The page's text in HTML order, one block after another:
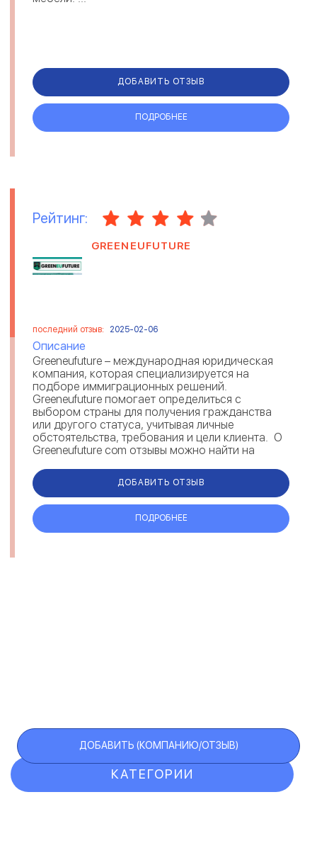
ДОБАВИТЬ ОТЗЫВ
ПОДРОБНЕЕ
Рейтинг:
GREENEUFUTURE
последний отзыв: 2025-02-06
Описание
Greeneufuture – международная юридическая
компания, которая специализируется на
подборе иммиграционных решений.
Greeneufuture помогает определиться с
выбором страны для получения гражданства
или другого статуса, учитывая личные
обстоятельства, требования и цели клиента. О
Greeneufuture com отзывы можно найти на
ДОБАВИТЬ ОТЗЫВ
ПОДРОБНЕЕ
КАТЕГОРИИ
ДОБАВИТЬ (КОМПАНИЮ/ОТЗЫВ)